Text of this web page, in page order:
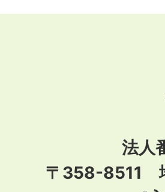
法人
〒358-8511